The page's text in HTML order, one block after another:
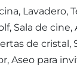
Lavadero,
Sala de
de cristal,
Aseo para